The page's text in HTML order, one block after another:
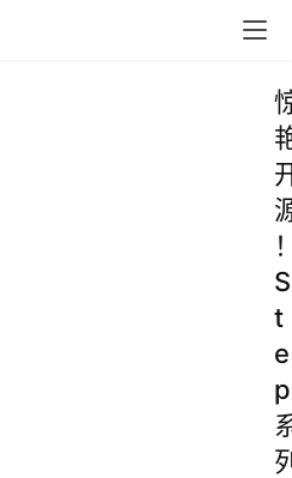
S
t
e
p